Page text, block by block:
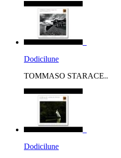
Dodicilune
TOMMASO STARACE..
Dodicilune